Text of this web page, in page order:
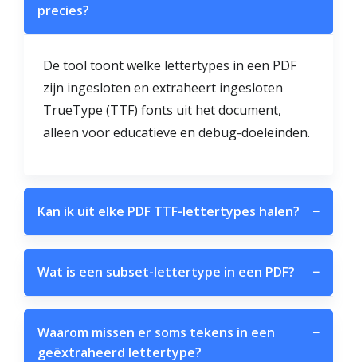
precies?
De tool toont welke lettertypes in een PDF
zijn ingesloten en extraheert ingesloten
TrueType (TTF) fonts uit het document,
alleen voor educatieve en debug-doeleinden.
Kan ik uit elke PDF TTF-lettertypes halen? −
Wat is een subset-lettertype in een PDF? −
Waarom missen er soms tekens in een
geëxtraheerd lettertype?
−